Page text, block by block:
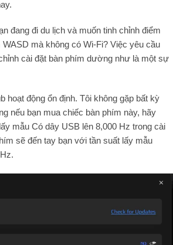
đang đi du lịch và muốn tinh chỉnh điểm
mà không có Wi-Fi? Việc yêu cầu
cài đặt bàn phím dường như là một sự
hoạt động ổn định. Tôi không gặp bất kỳ
nếu bạn mua chiếc bàn phím này, hãy
mẫu Có dây USB lên 8,000 Hz trong cài
sẽ đến tay bạn với tần suất lấy mẫu
Hz.